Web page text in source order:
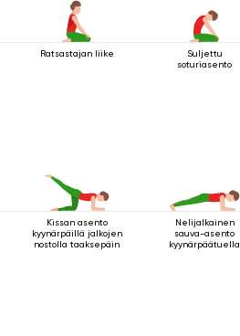
Ratsastajan liike
Suljettu
soturiasento
Kissan asento
kyynärpäillä jalkojen
nostolla taaksepäin
Nelijalkainen
sauva-asento
kyynärpäätuella